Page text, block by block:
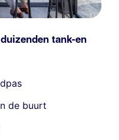
tank-en
de buurt